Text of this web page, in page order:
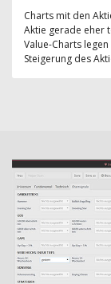
Charts mit den
Aktie gerade eher
Value-Charts
Steigerung des